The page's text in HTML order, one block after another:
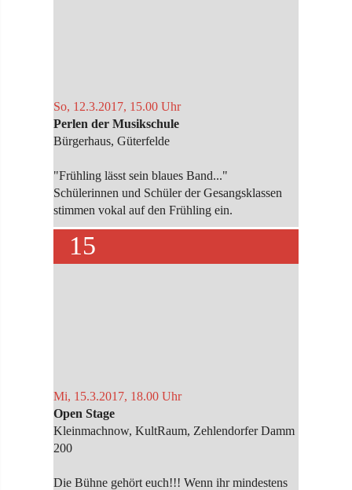
So, 12.3.2017, 15.00 Uhr
Perlen der Musikschule
Bürgerhaus, Güterfelde
"Frühling lässt sein blaues Band..."
Schülerinnen und Schüler der Gesangsklassen
stimmen vokal auf den Frühling ein.
15
Mi, 15.3.2017, 18.00 Uhr
Open Stage
Kleinmachnow, KultRaum, Zehlendorfer Damm
200
Die Bühne gehört euch!!! Wenn ihr mindestens